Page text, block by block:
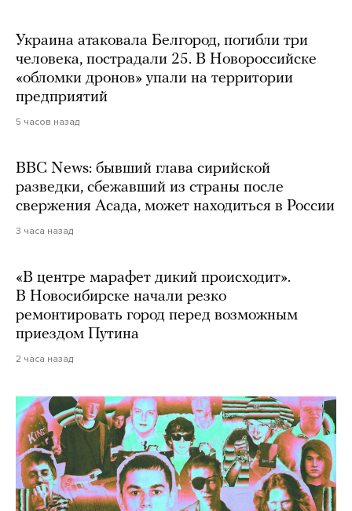
Украина атаковала Белгород, погибли три
человека, пострадали 25. В Новороссийске
«обломки дронов» упали на территории
предприятий
5 часов назад
BBC News: бывший глава сирийской
разведки, сбежавший из страны после
свержения Асада, может находиться в России
3 часа назад
«В центре марафет дикий происходит».
В Новосибирске начали резко
ремонтировать город перед возможным
приездом Путина
2 часа назад